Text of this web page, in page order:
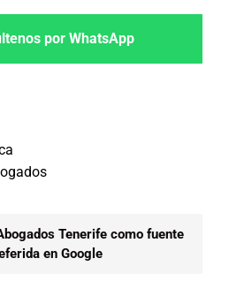
por WhatsApp
Tenerife como fuente
en Google